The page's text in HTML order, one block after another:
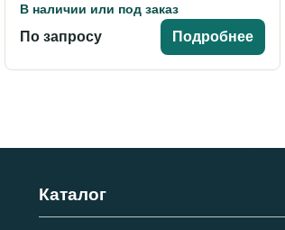
В наличии или под заказ
По запросу Подробнее
Каталог